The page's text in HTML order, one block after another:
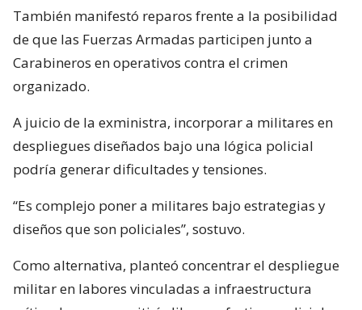
También manifestó reparos frente a la posibilidad
de que las Fuerzas Armadas participen junto a
Carabineros en operativos contra el crimen
organizado.
A juicio de la exministra, incorporar a militares en
despliegues diseñados bajo una lógica policial
podría generar dificultades y tensiones.
“Es complejo poner a militares bajo estrategias y
diseños que son policiales”, sostuvo.
Como alternativa, planteó concentrar el despliegue
militar en labores vinculadas a infraestructura